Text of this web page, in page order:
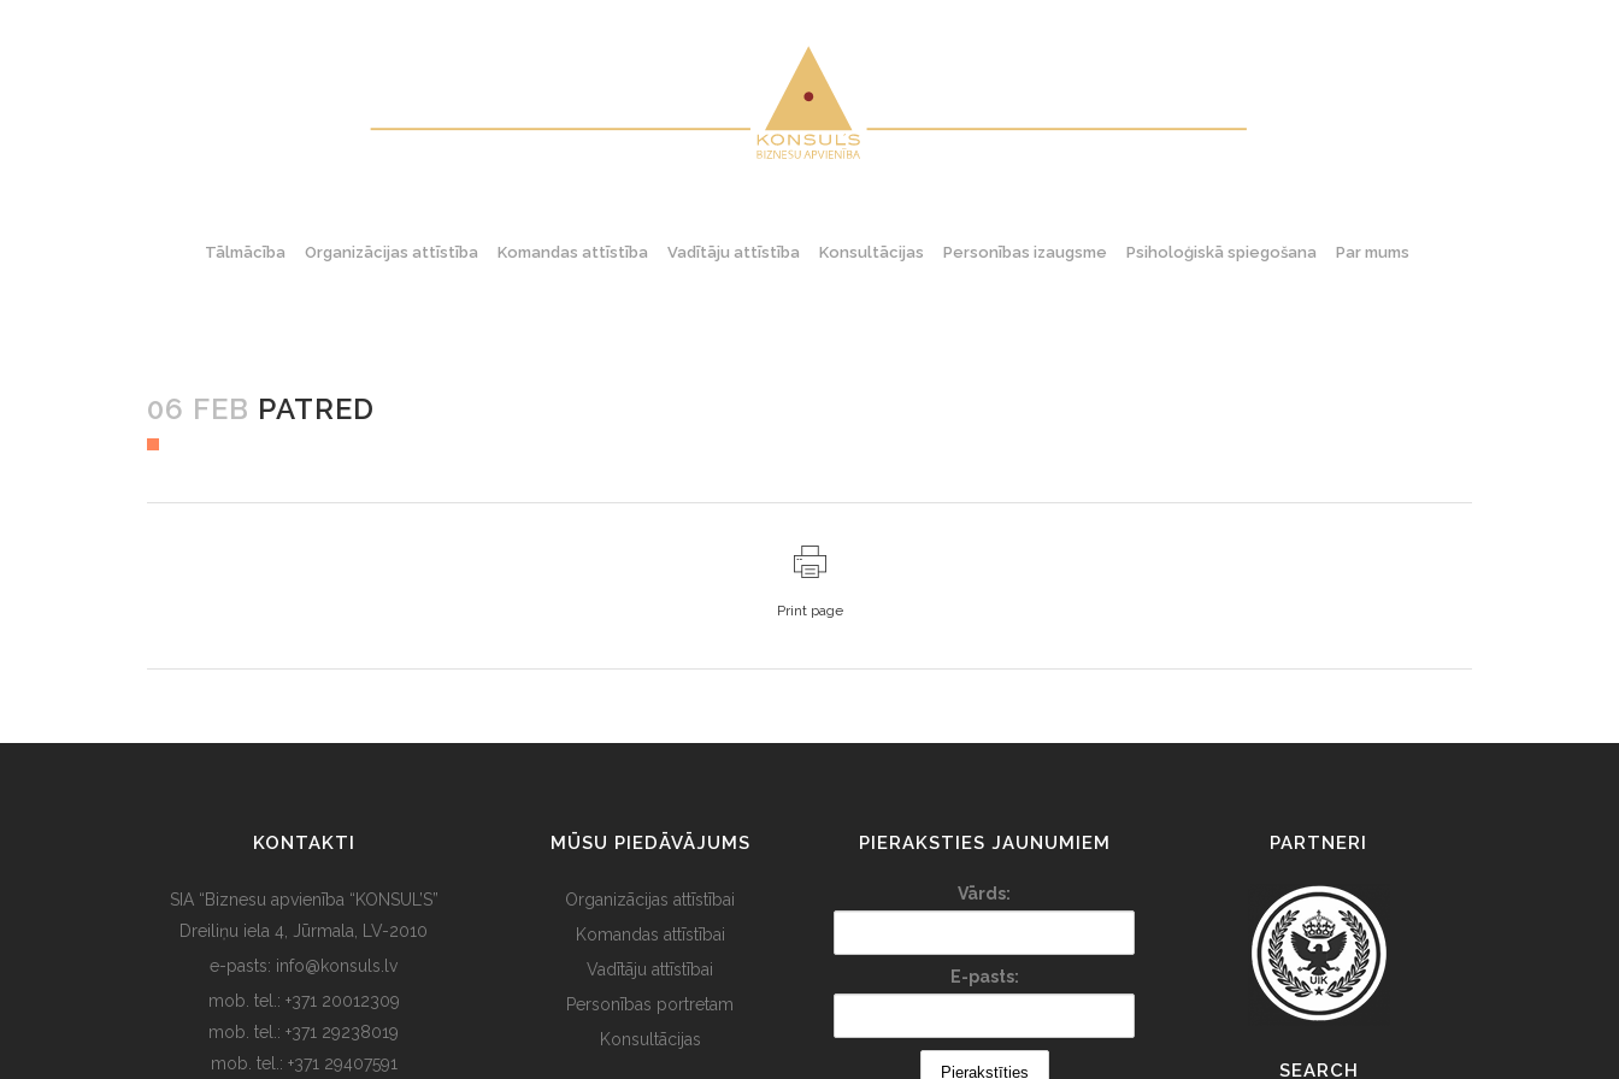
Tālmācība Organizācijas attīstība Komandas attīstība Vadītāju attīstība Konsultācijas Personības izaugsme Psiholoģiskā spiegošana Par mums
06 FEB PATRED
Print page
KONTAKTI
SIA “Biznesu apvienība “KONSUL’S”
Dreiliņu iela 4, Jūrmala, LV-2010
e-pasts: info@konsuls.lv
mob. tel.: +371 20012309
mob. tel.: +371 29238019
mob. tel.: +371 29407591
MŪSU PIEDĀVĀJUMS
Organizācijas attīstībai
Komandas attīstībai
Vadītāju attīstībai
Personības portretam
Konsultācijas
PIERAKSTIES JAUNUMIEM
Vārds:
E-pasts:
PARTNERI
SEARCH